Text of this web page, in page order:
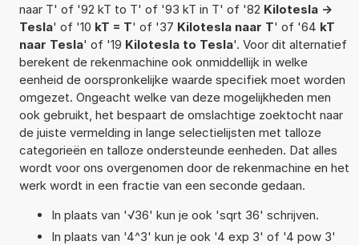
naar T' of '92 kT to T' of '93 kT in T' of '82 Kilotesla ->
Tesla' of '10 kT = T' of '37 Kilotesla naar T' of '64 kT
naar Tesla' of '19 Kilotesla to Tesla'. Voor dit alternatief
berekent de rekenmachine ook onmiddellijk in welke
eenheid de oorspronkelijke waarde specifiek moet worden
omgezet. Ongeacht welke van deze mogelijkheden men
ook gebruikt, het bespaart de omslachtige zoektocht naar
de juiste vermelding in lange selectielijsten met talloze
categorieën en talloze ondersteunde eenheden. Dat alles
wordt voor ons overgenomen door de rekenmachine en het
werk wordt in een fractie van een seconde gedaan.
In plaats van '√36' kun je ook 'sqrt 36' schrijven.
In plaats van '4^3' kun je ook '4 exp 3' of '4 pow 3'